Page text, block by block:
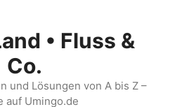
• Fluss &
Co.
und Lösungen von A bis Z –
auf Umingo.de